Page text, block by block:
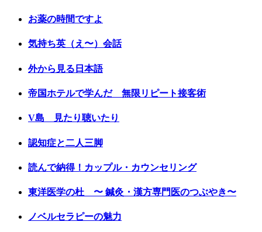
お薬の時間ですよ
気持ち英（え〜）会話
外から見る日本語
帝国ホテルで学んだ 無限リピート接客術
V島 見たり聴いたり
認知症と二人三脚
読んで納得！カップル・カウンセリング
東洋医学の杜 〜 鍼灸・漢方専門医のつぶやき〜
ノベルセラピーの魅力